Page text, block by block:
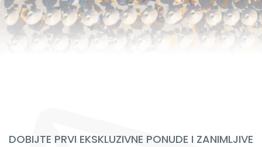
DOBIJTE PRVI EKSKLUZIVNE PONUDE I ZANIMLJIVE